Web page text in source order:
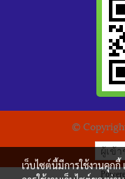
©
ผู้เข้
เว็บไซต์นี้มีการใช้งานคุก